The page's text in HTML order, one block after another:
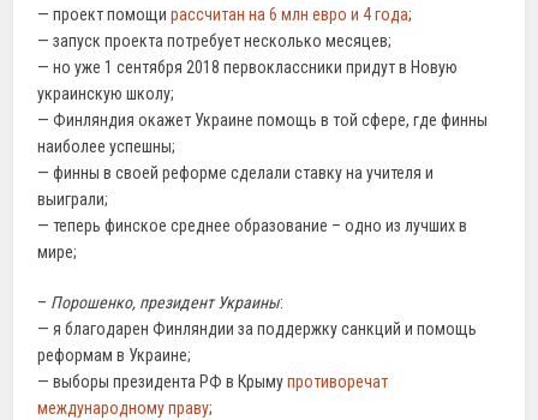
— проект помощирассчитан на 6 млн евро и 4 года;
— запуск проекта потребует несколько месяцев;
— но уже 1 сентября 2018 первоклассники придут в Новую
украинскую школу;
— Финляндия окажет Украине помощь в той сфере, где финны
наиболее успешны;
— финны в своей реформе сделали ставку на учителя и
выиграли;
— теперь финское среднее образование – одно из лучших в
мире;
– Порошенко, президент Украины:
— я благодарен Финляндии за поддержку санкций и помощь
реформам в Украине;
— выборы президента РФ в Крымупротиворечат
международному праву;